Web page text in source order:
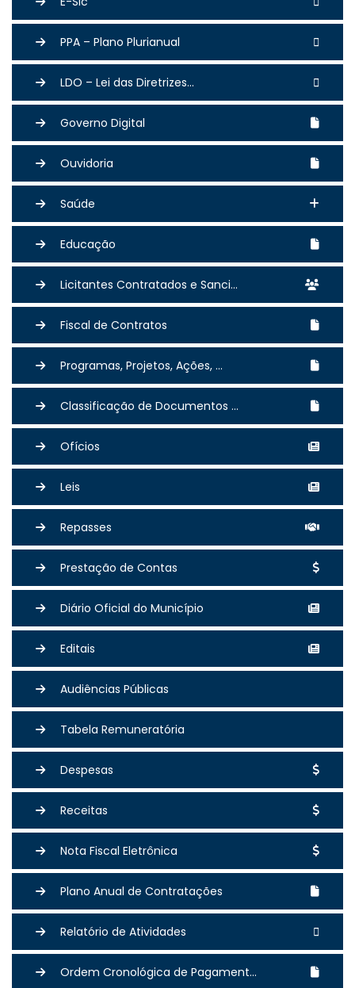
PPA – Plano Plurianual
LDO – Lei das Diretrizes...
Governo Digital
Ouvidoria
Saúde
Educação
Licitantes Contratados e Sanci...
Fiscal de Contratos
Programas, Projetos, Ações, ...
Classificação de Documentos ...
Ofícios
Leis
Repasses
Prestação de Contas
Diário Oficial do Município
Editais
Audiências Públicas
Tabela Remuneratória
Despesas
Receitas
Nota Fiscal Eletrônica
Plano Anual de Contratações
Relatório de Atividades
Ordem Cronológica de Pagament...